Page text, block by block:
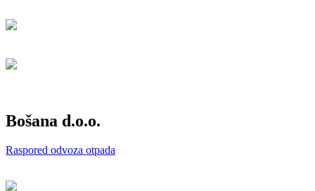
Bošana d.o.o.
Raspored odvoza otpada